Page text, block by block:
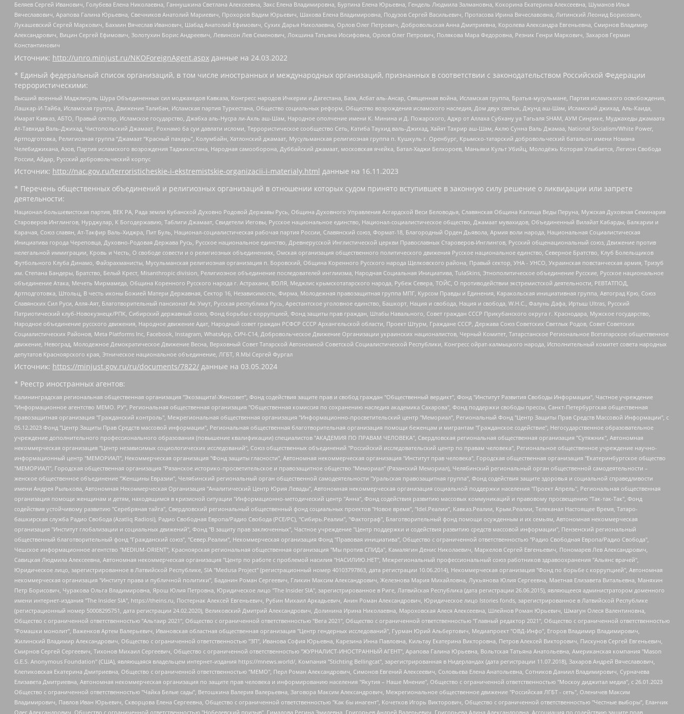
Беляев Сергей Иванович, Голубева Елена Николаевна, Ганнушкина Светлана Алексеевна, Закс Елена Владимировна, Буртина Елена Юрьевна, Гендель Людмила Залмановна, Кокорина Екатерина Алексеевна, Шуманов Илья
Вячеславович, Арапова Галина Юрьевна, Свечников Анатолий Мариевич, Прохоров Вадим Юрьевич, Шахова Елена Владимировна, Подузов Сергей Васильевич, Протасова Ирина Вячеславовна, Литинский Леонид Борисович,
Лукашевский Сергей Маркович, Бахмин Вячеслав Иванович, Шабад Анатолий Ефимович, Сухих Дарья Николаевна, Орлов Олег Петрович, Добровольская Анна Дмитриевна, Королева Александра Евгеньевна, Смирнов Владимир
Александрович, Вицин Сергей Ефимович, Золотухин Борис Андреевич, Левинсон Лев Семенович, Локшина Татьяна Иосифовна, Орлов Олег Петрович, Полякова Мара Федоровна, Резник Генри Маркович, Захаров Герман
Константинович
Источник: http://unro.minjust.ru/NKOForeignAgent.aspx данные на 24.03.2022
* Единый федеральный список организаций, в том числе иностранных и международных организаций, признанных в соответствии с законодательством Российской Федерации
террористическими:
Высший военный Маджлисуль Шура Объединенных сил моджахедов Кавказа, Конгресс народов Ичкерии и Дагестана, База, Асбат аль-Ансар, Священная война, Исламская группа, Братья-мусульмане, Партия исламского освобождения,
Лашкар-И-Тайба, Исламская группа, Движение Талибан, Исламская партия Туркестана, Общество социальных реформ, Общество возрождения исламского наследия, Дом двух святых, Джунд аш-Шам, Исламский джихад, Аль-Каида,
Имарат Кавказ, АБТО, Правый сектор, Исламское государство, Джабха аль-Нусра ли-Ахль аш-Шам, Народное ополчение имени К. Минина и Д. Пожарского, Аджр от Аллаха Субхану уа Тагьаля SHAM, АУМ Синрике, Муджахеды джамаата
Ат-Тавхида Валь-Джихад, Чистопольский Джамаат, Рохнамо ба суи давлати исломи, Террористическое сообщество Сеть, Катиба Таухид валь-Джихад, Хайят Тахрир аш-Шам, Ахлю Сунна Валь Джамаа, National Socialism/White Power,
Артподготовка, Религиозная группа “Джамаат “Красный пахарь”, Колумбайн, Хатлонский джамаат, Мусульманская религиозная группа п. Кушкуль г. Оренбург, Крымско-татарский добровольческий батальон имени Номана
Челебиджихана, Азов, Партия исламского возрождения Таджикистана, Народная самооборона, Дуббайский джамаат, московская ячейка, Батал-Хаджи Белхороев, Маньяки Культ Убийц, Молодёжь Которая Улыбается, Легион Свобода
России, Айдар, Русский добровольческий корпус
Источник: http://nac.gov.ru/terroristicheskie-i-ekstremistskie-organizacii-i-materialy.html данные на 16.11.2023
* Перечень общественных объединений и религиозных организаций в отношении которых судом принято вступившее в законную силу решение о ликвидации или запрете
деятельности:
Национал-большевистская партия, ВЕК РА, Рада земли Кубанской Духовно Родовой Державы Русь, Община Духовного Управления Асгардской Веси Беловодья, Славянская Община Капища Веды Перуна, Мужская Духовная Семинария
Староверов-Инглингов, Нурджулар, К Богодержавию, Таблиги Джамаат, Свидетели Иеговы, Русское национальное единство, Национал-социалистическое общество, Джамаат мувахидов, Объединенный Вилайат Кабарды, Балкарии и
Карачая, Союз славян, Ат-Такфир Валь-Хиджра, Пит Буль, Национал-социалистическая рабочая партия России, Славянский союз, Формат-18, Благородный Орден Дьявола, Армия воли народа, Национальная Социалистическая
Инициатива города Череповца, Духовно-Родовая Держава Русь, Русское национальное единство, Древнерусской Инглистической церкви Православных Староверов-Инглингов, Русский общенациональный союз, Движение против
нелегальной иммиграции, Кровь и Честь, О свободе совести и о религиозных объединениях, Омская организация общественного политического движения Русское национальное единство, Северное Братство, Клуб Болельщиков
Футбольного Клуба Динамо, Файзрахманисты, Мусульманская религиозная организация п. Боровский, Община Коренного Русского народа Щелковского района, Правый сектор, УНА - УНСО, Украинская повстанческая армия, Тризуб
им. Степана Бандеры, Братство, Белый Крест, Misanthropic division, Религиозное объединение последователей инглиизма, Народная Социальная Инициатива, TulaSkins, Этнополитическое объединение Русские, Русское национальное
объединение Атака, Мечеть Мирмамеда, Община Коренного Русского народа г. Астрахани, ВОЛЯ, Меджлис крымскотатарского народа, Рубеж Севера, ТОЙС, О противодействии экстремистской деятельности, РЕВТАТПОД,
Артподготовка, Штольц, В честь иконы Божией Матери Державная, Сектор 16, Независимость, Фирма, Молодежная правозащитная группа МПГ, Курсом Правды и Единения, Каракольская инициативная группа, Автоград Крю, Союз
Славянских Сил Руси, Алля-Аят, Благотворительный пансионат Ак Умут, Русская республика Русь, Арестантское уголовное единство, Башкорт, Нация и свобода, Нация и свобода, W.H.С., Фалунь Дафа, Иртыш Ultras, Русский
Патриотический клуб-Новокузнецк/РПК, Сибирский державный союз, Фонд борьбы с коррупцией, Фонд защиты прав граждан, Штабы Навального, Совет граждан СССР Прикубанского округа г. Краснодара, Мужское государство,
Народное объединение русского движения, Народное движение Адат, Народный совет граждан РСФСР СССР Архангельской области, Проект Штурм, Граждане СССР, Держава Союз Советских Светлых Родов, Совет Советских
Социалистических Районов, Meta Platforms Inc, Facebook, Instagram, WhatsApp, СИЧ-С14, Добровольческое Движение Организации украинских националистов, Черный Комитет, Татарстанское Региональное Всетатарское общественное
движение, Невоград, Молодежное Демократическое Движение Весна, Верховный Совет Татарской Автономной Советской Социалистической Республики, Конгресс ойрат-калмыцкого народа, Исполнительный комитет совета народных
депутатов Красноярского края, Этническое национальное объединение, ЛГБТ, Я.МЫ Сергей Фургал
Источник: https://minjust.gov.ru/ru/documents/7822/ данные на 03.05.2024
* Реестр иностранных агентов:
Калининградская региональная общественная организация "Экозащита!-Женсовет", Фонд содействия защите прав и свобод граждан "Общественный вердикт", Фонд "Институт Развития Свободы Информации", Частное учреждение "Информационное агентство МЕМО. РУ", Региональная общественная организация "Общественная комиссия по сохранению наследия академика Сахарова", Фонд поддержки свободы прессы, Санкт-Петербургская общественная правозащитная организация "Гражданский контроль", Межрегиональная общественная организация "Информационно-просветительский центр "Мемориал", Региональный Фонд "Центр Защиты Прав Средств Массовой Информации", с 05.12.2023 Фонд "Центр Защиты Прав Средств массовой информации", Региональная общественная благотворительная организация помощи беженцам и мигрантам "Гражданское содействие", Негосударственное образовательное учреждение дополнительного профессионального образования (повышение квалификации) специалистов "АКАДЕМИЯ ПО ПРАВАМ ЧЕЛОВЕКА", Свердловская региональная общественная организация "Сутяжник", Автономная некоммерческая организация "Центр независимых социологических исследований", Союз общественных объединений "Российский исследовательский центр по правам человека", Региональное общественное учреждение научно-информационный центр "МЕМОРИАЛ", Некоммерческая организация "Фонд защиты гласности", Автономная некоммерческая организация "Институт прав человека", Городская общественная организация "Екатеринбургское общество "МЕМОРИАЛ", Городская общественная организация "Рязанское историко-просветительское и правозащитное общество "Мемориал" (Рязанский Мемориал), Челябинский региональный орган общественной самодеятельности – женское общественное объединение "Женщины Евразии", Челябинский региональный орган общественной самодеятельности "Уральская правозащитная группа", Фонд содействия защите здоровья и социальной справедливости имени Андрея Рылькова, Автономная Некоммерческая Организация "Аналитический Центр Юрия Левады", Автономная некоммерческая организация социальной поддержки населения "Проект Апрель", Региональная общественная организация помощи женщинам и детям, находящимся в кризисной ситуации "Информационно-методический центр "Анна", Фонд содействия развитию массовых коммуникаций и правовому просвещению "Так-так-Так", Фонд содействия устойчивому развитию "Серебряная тайга", Свердловский региональный общественный фонд социальных проектов "Новое время", "Idel.Реалии", Кавказ.Реалии, Крым.Реалии, Телеканал Настоящее Время, Татаро-башкирская служба Радио Свобода (Azatliq Radiosi), Радио Свободная Европа/Радио Свобода (PCE/PC), "Сибирь.Реалии", "Фактограф", Благотворительный фонд помощи осужденным и их семьям, Автономная некоммерческая организация "Институт глобализации и социальных движений", Фонд "В защиту прав заключенных", Частное учреждение "Центр поддержки и содействия развитию средств массовой информации", Пензенский региональный общественный благотворительный фонд "Гражданский союз", "Север.Реалии", Некоммерческая организация Фонд "Правовая инициатива", Общество с ограниченной ответственностью "Радио Свободная Европа/Радио Свобода", Чешское информационное агентство "MEDIUM-ORIENT", Красноярская региональная общественная организация "Мы против СПИДа", Камалягин Денис Николаевич, Маркелов Сергей Евгеньевич, Пономарев Лев Александрович, Савицкая Людмила Алексеевна, Автономная некоммерческая организация "Центр по работе с проблемой насилия "НАСИЛИЮ.НЕТ", Межрегиональный профессиональный союз работников здравоохранения "Альянс врачей", Юридическое лицо, зарегистрированное в Латвийской Республике, SIA "Medusa Project" (регистрационный номер 40103797863, дата регистрации 10.06.2014), Некоммерческая организация "Фонд по борьбе с коррупцией", Автономная некоммерческая организация "Институт права и публичной политики", Баданин Роман Сергеевич, Гликин Максим Александрович, Железнова Мария Михайловна, Лукьянова Юлия Сергеевна, Маетная Елизавета Витальевна, Маняхин Петр Борисович, Чуракова Ольга Владимировна, Ярош Юлия Петровна, Юридическое лицо "The Insider SIA", зарегистрированное в Риге, Латвийская Республика (дата регистрации 26.06.2015), являющееся администратором доменного имени интернет-издания "The Insider SIA", https://theins.ru, Постернак Алексей Евгеньевич, Рубин Михаил Аркадьевич, Анин Роман Александрович, Юридическое лицо Istories fonds, зарегистрированное в Латвийской Республике (регистрационный номер 50008295751, дата регистрации 24.02.2020), Великовский Дмитрий Александрович, Долинина Ирина Николаевна, Мароховская Алеся Алексеевна, Шлейнов Роман Юрьевич, Шмагун Олеся Валентиновна, Общество с ограниченной ответственностью "Альтаир 2021", Общество с ограниченной ответственностью "Вега 2021", Общество с ограниченной ответственностью "Главный редактор 2021", Общество с ограниченной ответственностью "Ромашки монолит", Важенков Артем Валерьевич, Ивановская областная общественная организация "Центр гендерных исследований", Гурман Юрий Альбертович, Медиапроект "ОВД-Инфо", Егоров Владимир Владимирович, Жилинский Владимир Александрович, Общество с ограниченной ответственностью "ЗП", Иванова София Юрьевна, Карезина Инна Павловна, Кильтау Екатерина Викторовна, Петров Алексей Викторович, Пискунов Сергей Евгеньевич, Смирнов Сергей Сергеевич, Тихонов Михаил Сергеевич, Общество с ограниченной ответственностью "ЖУРНАЛИСТ-ИНОСТРАННЫЙ АГЕНТ", Арапова Галина Юрьевна, Вольтская Татьяна Анатольевна, Американская компания "Mason G.E.S. Anonymous Foundation" (США), являющаяся владельцем интернет-издания https://mnews.world/, Компания "Stichting Bellingcat", зарегистрированная в Нидерландах (дата регистрации 11.07.2018), Захаров Андрей Вячеславович, Клепиковская Екатерина Дмитриевна, Общество с ограниченной ответственностью "МЕМО", Перл Роман Александрович, Симонов Евгений Алексеевич, Соловьева Елена Анатольевна, Сотников Даниил Владимирович, Сурначева Елизавета Дмитриевна, Автономная некоммерческая организация по защите прав человека и информированию населения "Якутия – Наше Мнение", Общество с ограниченной ответственностью "Москоу диджитал медиа", с 26.01.2023 Общество с ограниченной ответственностью "Чайка Белые сады", Ветошкина Валерия Валерьевна, Заговора Максим Александрович, Межрегиональное общественное движение "Российская ЛГБТ - сеть", Оленичев Максим Владимирович, Павлов Иван Юрьевич, Скворцова Елена Сергеевна, Общество с ограниченной ответственностью "Как бы инагент", Кочетков Игорь Викторович, Общество с ограниченной ответственностью "Честные выборы", Еланчик Олег Александрович, Общество с ограниченной ответственностью "Нобелевский призыв", Гималова Регина Эмилевна, Григорьев Андрей Валерьевич, Григорьева Алина Александровна, Ассоциация по содействию защите прав призывников, альтернативнослужащих и военнослужащих "Правозащитная группа "Гражданин.Армия.Право", Хисамова Регина Фаритовна, Автономная некоммерческая организация по реализации социально-правовых программ "Лилит", Дальневосточное общественное движение "Маяк", Санкт-Петербургская ЛГБТ-инициативная группа "Выход", Инициативная группа ЛГБТ+ "Реверс", Алексеев Андрей Викторович, Бекбулатова Таисия Львовна, Беляев Иван Михайлович, Владыкина Елена Сергеевна, Гельман Марат Александрович, Никульшина Вероника Юрьевна, Толоконникова Надежда Андреевна, Шендерович Виктор Анатольевич, Общество с ограниченной ответственностью "Данное сообщение", Общество с ограниченной ответственностью Издательский дом "Новая глава", Айнбиндер Александра Александровна, Московский комьюнити-центр для ЛГБТ+инициатив, Благотворительный фонд развития филантропии, Deutsche Welle (Германия, Kurt-Schumacher-Strasse 3, 53113 Bonn), Борзунова Мария Михайловна, Воробьев Виктор Викторович, Голубева Анна Львовна, Константинова Алла Михайловна, Малкова Ирина Владимировна, Мурадов Мурад Абдулгалимович, Осетинская Елизавета Николаевна, Понасенков Евгений Николаевич, Ганапольский Матвей Юрьевич, Киселев Евгений Алексеевич, Борухович Ирина Григорьевна, Дремин Иван Тимофеевич, Дубровский Дмитрий Викторович, Красноярская региональная общественная организация поддержки и развития альтернативных образовательных технологий и межкультурных коммуникаций "ИНТЕРРА", Маяковская Екатерина Алексеевна, Фейгин Марк Захарович, Филимонов Андрей Викторович, Дзугкоева Регина Николаевна, Доброхотов Роман Александрович, Дудь Юрий Александрович, Елкин Сергей Владимирович, Кругликов Кирилл Игоревич, Сабунаева Мария Леонидовна, Семенов Алексей Владимирович, Шаинян Карен Багратович, Шульман Екатерина Михайловна, Асафьев Артур Валерьевич, Вахштайн Виктор Семенович, Венедиктов Алексей Алексеевич, Лушникова Екатерина Евгеньевна, Волков Леонид Михайлович, Невзоров Александр Глебович, Пархоменко Сергей Борисович, Сироткин Ярослав Николаевич, Кара-Мурза Владимир Владимирович, Баранова Наталья Владимировна, Гозман Леонид Яковлевич, Кагарлицкий Борис Юльевич, Климарев Михаил Валерьевич, Милов Владимир Станиславович, Автономная некоммерческая организация Краснодарский центр современного искусства "Типография", Моргенштерн Алишер Тагирович, Соболь Любовь Эдуардовна, Общество с ограниченной ответственностью "ЛИЗА НОРМ", Каспаров Гарри Кимович, Ходорковский Михаил Борисович, Общество с ограниченной ответственностью "Апрельские тезисы", Данилович Ирина Брониславовна, Кашин Олег Владимирович, Петров Николай Владимирович, Пивоваров Алексей Владимирович, Соколов Михаил Владимирович, Цветкова Юлия Владимировна, Чичваркин Евгений Александрович, Комитет против пыток/Команда против пыток, Общество с ограниченной ответственностью "Первый научный", Общество с ограниченной ответственностью "Вертолет и ко", Белоцерковская Вероника Борисовна, Кац Максим Евгеньевич, Лазарева Татьяна Юрьевна, Шаведдинов Руслан Табризович, Яшин Илья Валерьевич, Общество с ограниченной ответственностью "Иноагент ААВ", Алешковский Дмитрий Петрович, Альбац Евгения Марковна, Быков Дмитрий Львович, Галямина Юлия Евгеньевна, Лойко Сергей Леонидович, Мартынов Кирилл Константинович, Медведев Сергей Александрович, Крашенинников Федор Геннадиевич, Гордеева Катерина Вл